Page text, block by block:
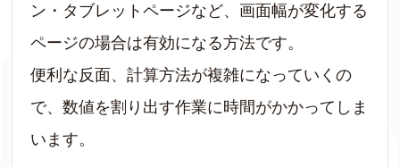
ン・タブレットページなど、画面幅が変化する
ページの場合は有効になる方法です。
便利な反面、計算方法が複雑になっていくの
で、数値を割り出す作業に時間がかかってしま
います。